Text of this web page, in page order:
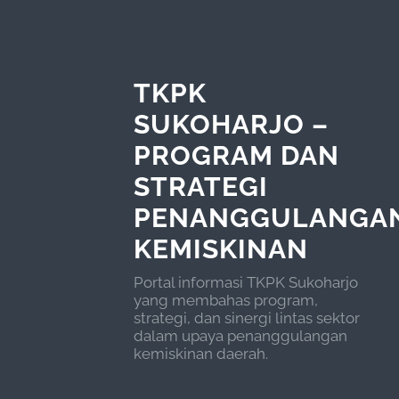
TKPK
SUKOHARJO –
PROGRAM DAN
STRATEGI
KEMISKINAN
Portal informasi TKPK Sukoharjo
yang membahas program,
strategi, dan sinergi lintas sektor
dalam upaya penanggulangan
kemiskinan daerah.